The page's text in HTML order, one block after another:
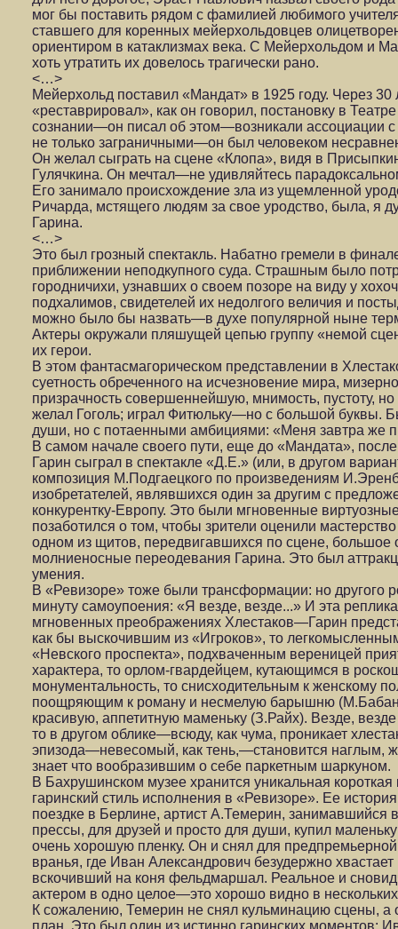
мог бы поставить рядом с фамилией любимого
ставшего для коренных мейерхольдовцев
ориентиром в катаклизмах века. С Мейерхольдом и
хоть утратить их довелось трагически рано.
<…>
Мейерхольд поставил «Мандат» в 1925 году. Через 30
«реставрировал», как он говорил, постановку в
сознании—он писал об этом—возникали ассоциации
не только заграничными—он был человеком
Он желал сыграть на сцене «Клопа», видя в
Гулячкина. Он мечтал—не удивляйтесь
Его занимало происхождение зла из ущемленной
Ричарда, мстящего людям за свое уродство, была, я
Гарина.
<…>
Это был грозный спектакль. Набатно гремели в
приближении неподкупного суда. Страшным было
городничихи, узнавших о своем позоре на виду у
подхалимов, свидетелей их недолгого величия и
можно было бы назвать—в духе популярной ныне
Актеры окружали пляшущей цепью группу «немой
их герои.
В этом фантасмагорическом представлении в
суетность обреченного на исчезновение мира,
призрачность совершеннейшую, мнимость, пустоту,
желал Гоголь; играл Фитюльку—но с большой буквы.
души, но с потаенными амбициями: «Меня завтра же
В самом начале своего пути, еще до «Мандата»,
Гарин сыграл в спектакле «Д.Е.» (или, в другом
композиция М.Подгаецкого по произведениям
изобретателей, являвшихся один за другим с
конкурентку-Европу. Это были мгновенные
позаботился о том, чтобы зрители оценили
одном из щитов, передвигавшихся по сцене, большое
молниеносные переодевания Гарина. Это был
умения.
В «Ревизоре» тоже были трансформации: но другого
минуту самоупоения: «Я везде, везде...» И эта
мгновенных преображениях Хлестаков—Гарин
как бы выскочившим из «Игроков», то
«Невского проспекта», подхваченным вереницей
характера, то орлом-гвардейцем, кутающимся в
монументальность, то снисходительным к женскому
поощряющим к роману и несмелую барышню
красивую, аппетитную маменьку (З.Райх). Везде,
то в другом облике—всюду, как чума, проникает
эпизода—невесомый, как тень,—становится наглым,
знает что вообразившим о себе паркетным шаркуном.
В Бахрушинском музее хранится уникальная
гаринский стиль исполнения в «Ревизоре». Ее
поездке в Берлине, артист А.Темерин, занимавшийся
прессы, для друзей и просто для души, купил
очень хорошую пленку. Он и снял для
вранья, где Иван Александрович безудержно
вскочивший на коня фельдмаршал. Реальное и
актером в одно целое—это хорошо видно в
К сожалению, Темерин не снял кульминацию сцены, а
план. Это был один из истинно гаринских моментов: